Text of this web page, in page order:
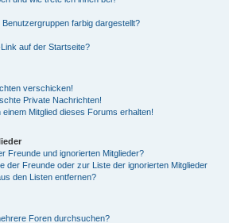
farbig dargestellt?
auf der Startseite?
verschicken!
Private Nachrichten!
Mitglied dieses Forums erhalten!
Freunde und ignorierten Mitglieder?
der Freunde oder zur Liste der ignorierten Mitglieder
den Listen entfernen?
Foren durchsuchen?